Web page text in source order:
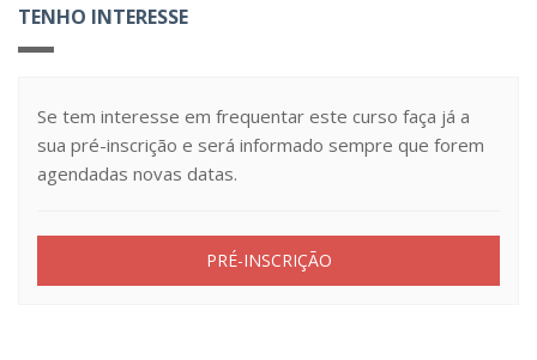
TENHO INTERESSE
Se tem interesse em frequentar este curso faça já a
sua pré-inscrição e será informado sempre que forem
agendadas novas datas.
PRÉ-INSCRIÇÃO